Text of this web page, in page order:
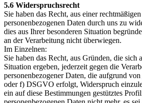
5.6 Widerspruchsrecht
Sie haben das Recht, aus einer
personenbezogenen Daten durch uns zu
dies aus Ihrer besonderen Situation
an der Verarbeitung nicht überwiegen.
Im Einzelnen:
Sie haben das Recht, aus Gründen, die sich
Situation ergeben, jederzeit gegen die
personenbezogener Daten, die aufgrund von
oder f) DSGVO erfolgt, Widerspruch
ein auf diese Bestimmungen gestütztes